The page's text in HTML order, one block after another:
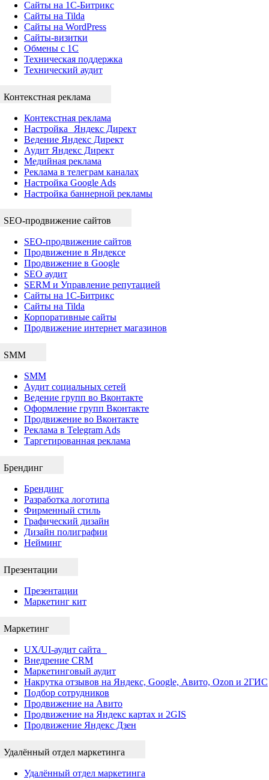
Сайты на 1С-Битрикс
Сайты на Tilda
Сайты на WordPress
Сайты-визитки
Обмены с 1С
Техническая поддержка
Технический аудит
Контекстная реклама
Контекстная реклама
Настройка Яндекс Директ
Ведение Яндекс Директ
Аудит Яндекс Директ
Медийная реклама
Реклама в телеграм каналах
Настройка Google Ads
Настройка баннерной рекламы
SEO-продвижение сайтов
SEO-продвижение сайтов
Продвижение в Яндексе
Продвижение в Google
SEO аудит
SERM и Управление репутацией
Сайты на 1С-Битрикс
Сайты на Tilda
Корпоративные сайты
Продвижение интернет магазинов
SMM
SMM
Аудит социальных сетей
Ведение групп во Вконтакте
Оформление групп Вконтакте
Продвижение во Вконтакте
Реклама в Telegram Ads
Таргетированная реклама
Брендинг
Брендинг
Разработка логотипа
Фирменный стиль
Графический дизайн
Дизайн полиграфии
Нейминг
Презентации
Презентации
Маркетинг кит
Маркетинг
UX/UI-аудит сайта
Внедрение CRM
Маркетинговый аудит
Накрутка отзывов на Яндекс, Google, Авито, Ozon и 2ГИС
Подбор сотрудников
Продвижение на Авито
Продвижение на Яндекс картах и 2GIS
Продвижение Яндекс Дзен
Удалённый отдел маркетинга
Удалённый отдел маркетинга